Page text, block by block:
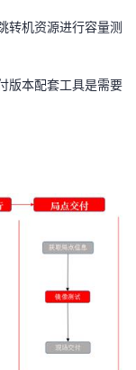
转机资源进行容量测
版本配套工具是需要